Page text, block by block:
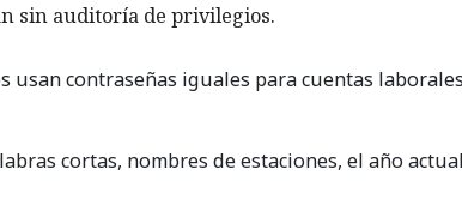
sin auditoría de privilegios.
usan contraseñas iguales para cuentas
cortas, nombres de estaciones, el año